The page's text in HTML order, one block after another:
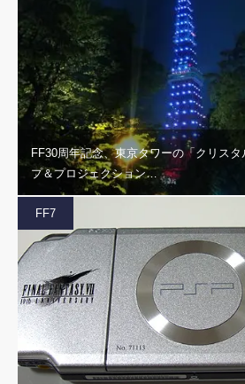
FF30周年記念、東京タワーの「クリス
プ＆プロジェクション…
FF7